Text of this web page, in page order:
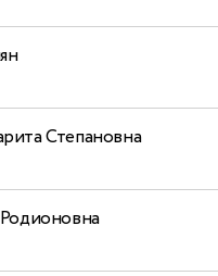
Степановна